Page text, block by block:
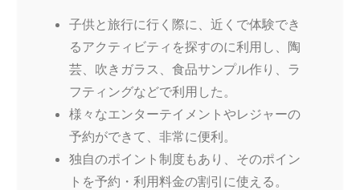
子供と旅行に行く際に、近くで体験でき
るアクティビティを探すのに利用し、陶
芸、吹きガラス、食品サンプル作り、ラ
フティングなどで利用した。
様々なエンターテイメントやレジャーの
予約ができて、非常に便利。
独自のポイント制度もあり、そのポイン
トを予約・利用料金の割引に使える。